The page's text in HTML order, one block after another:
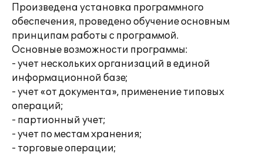
Произведена установка программного
обеспечения, проведено обучение основным
принципам работы с программой.
Основные возможности программы:
- учет нескольких организаций в единой
информационной базе;
- учет «от документа», применение типовых
операций;
- партионный учет;
- учет по местам хранения;
- торговые операции;